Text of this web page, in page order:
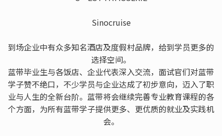
Sinocruise
到场企业中有众多知名酒店及度假村品牌，给到学员更多的
选择空间。
蓝带毕业生与各饭店、企业代表深入交流，面试官们对蓝带
学子赞不绝口，不少学员与企业达成了初步意向，迈入了职
业与人生的全新台阶。蓝带将会继续完善专业教育课程的各
个方面，为所有蓝带学子提供更多、更优质的就业及实践机
会。